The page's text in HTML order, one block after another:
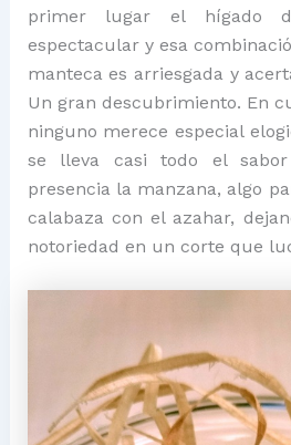
primer lugar el hígado
espectacular y esa
manteca es arriesgada y
Un gran descubrimiento. En
ninguno merece especial
se lleva casi todo el
presencia la manzana, algo
calabaza con el azahar,
notoriedad en un corte que